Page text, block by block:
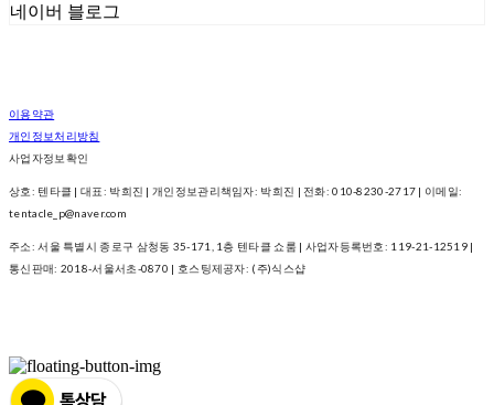
네이버 블로그
이용약관
개인정보처리방침
사업자정보확인
상호: 텐타클 | 대표: 박희진 | 개인정보관리책임자: 박희진 | 전화: 010-8230-2717 | 이메일:
tentacle_p@naver.com
주소: 서울 특별시 종로구 삼청동 35-171, 1층 텐타클 쇼룸 | 사업자등록번호: 119-21-12519 |
통신판매: 2018-서울서초-0870 | 호스팅제공자: (주)식스샵